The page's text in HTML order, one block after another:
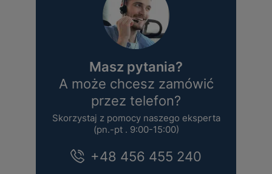
Masz pytania?
A może chcesz zamówić
przez telefon?
Skorzystaj z pomocy naszego eksperta
(pn.-pt . 9:00-15:00)
+48 456 455 240